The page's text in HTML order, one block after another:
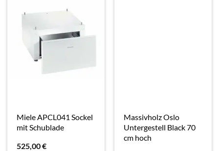
Miele APCL041 Sockel
mit Schublade
525,00€
Massivholz Oslo
Untergestell Black 70
cm hoch